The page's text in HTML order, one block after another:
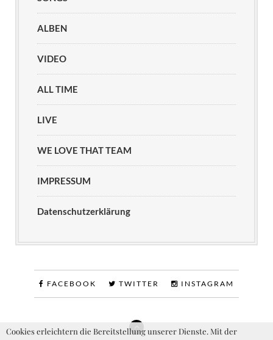
ALBEN
VIDEO
ALL TIME
LIVE
WE LOVE THAT TEAM
IMPRESSUM
Datenschutzerklärung
FACEBOOK TWITTER INSTAGRAM
Cookies erleichtern die Bereitstellung unserer Dienste. Mit der